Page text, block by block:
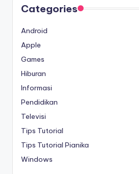
Categories
Android
Apple
Games
Hiburan
Informasi
Pendidikan
Televisi
Tips Tutorial
Tips Tutorial Pianika
Windows